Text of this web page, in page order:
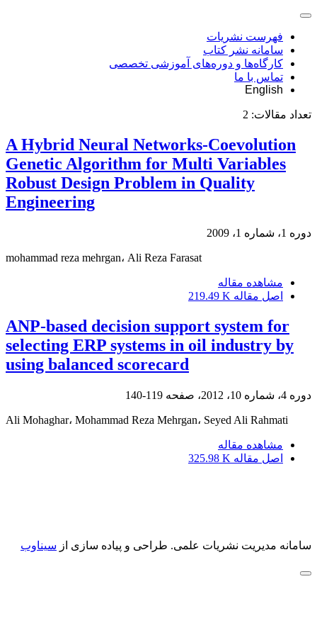
فهرست نشریات
سامانه نشر کتاب
کارگاه‌ها و دوره‌های آموزشی تخصصی
تماس با ما
English
تعداد مقالات: 2
A Hybrid Neural Networks-Coevolution
Genetic Algorithm for Multi Variables
Robust Design Problem in Quality
Engineering
دوره 1، شماره 1، 2009
mohammad reza mehrgan، Ali Reza Farasat
مشاهده مقاله
اصل مقاله 219.49 K
ANP-based decision support system for
selecting ERP systems in oil industry by
using balanced scorecard
دوره 4، شماره 10، 2012، صفحه 119-140
Ali Mohaghar، Mohammad Reza Mehrgan، Seyed Ali Rahmati
مشاهده مقاله
اصل مقاله 325.98 K
سامانه مدیریت نشریات علمی. طراحی و پیاده سازی از سیناوب